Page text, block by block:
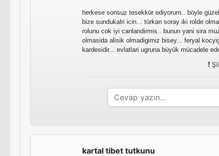
herkese sonsuz tesekkür ediyorum.. böyle
bize sundukalri icin... türkan soray iki rolde
rolunu cok iyi canlandirmis.. bunun yani sira
olmasida alisik olmadigimiz bisey... feryal
kardesidir... evlatlari ugruna büyük mücadele
kartal tibet tutkunu